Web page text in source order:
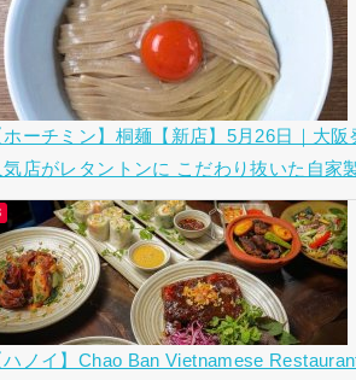
ホーチミン】桐麺【新店】5月26日｜大阪
気店がレタントンに こだわり抜いた自家
ハノイ】Chao Ban Vietnamese